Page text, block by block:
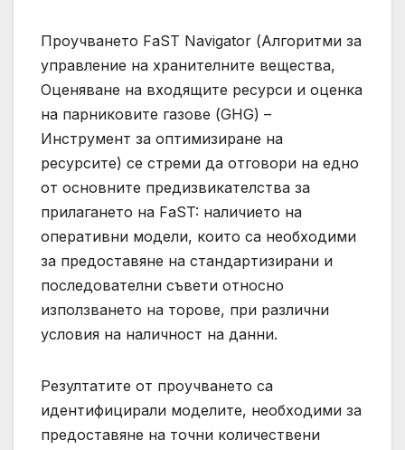
Проучването FaST Navigator (Алгоритми за
управление на хранителните вещества,
Оценяване на входящите ресурси и оценка
на парниковите газове (GHG) –
Инструмент за оптимизиране на
ресурсите) се стреми да отговори на едно
от основните предизвикателства за
прилагането на FaST: наличието на
оперативни модели, които са необходими
за предоставяне на стандартизирани и
последователни съвети относно
използването на торове, при различни
условия на наличност на данни.
Резултатите от проучването са
идентифицирали моделите, необходими за
предоставяне на точни количествени